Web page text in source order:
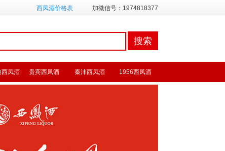
西凤酒价格表 加微信号：1974818377
西凤酒 贵宾西凤酒 秦沣西凤酒 1956西凤酒